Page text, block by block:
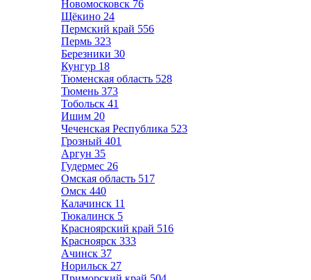
Новомосковск 76
Щёкино 24
Пермский край 556
Пермь 323
Березники 30
Кунгур 18
Тюменская область 528
Тюмень 373
Тобольск 41
Ишим 20
Чеченская Республика 523
Грозный 401
Аргун 35
Гудермес 26
Омская область 517
Омск 440
Калачинск 11
Тюкалинск 5
Красноярский край 516
Красноярск 333
Ачинск 37
Норильск 27